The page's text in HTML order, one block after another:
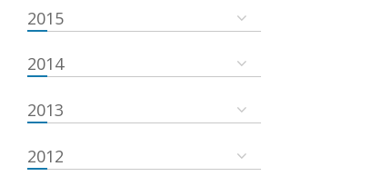
2015
2014
2013
2012